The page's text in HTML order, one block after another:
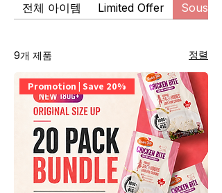
전체 아이템 Limited Offer Sous
9개 제품 정렬
Promotion | Save 20%